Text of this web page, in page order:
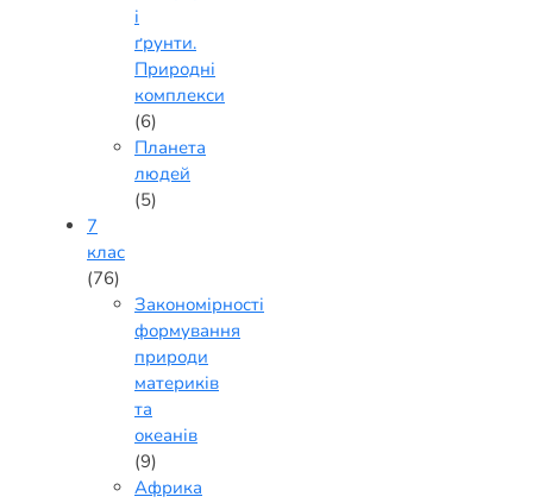
і
ґрунти.
Природні
комплекси
(6)
Планета
людей
(5)
7
клас
(76)
Закономірності
формування
природи
материків
та
океанів
(9)
Африка